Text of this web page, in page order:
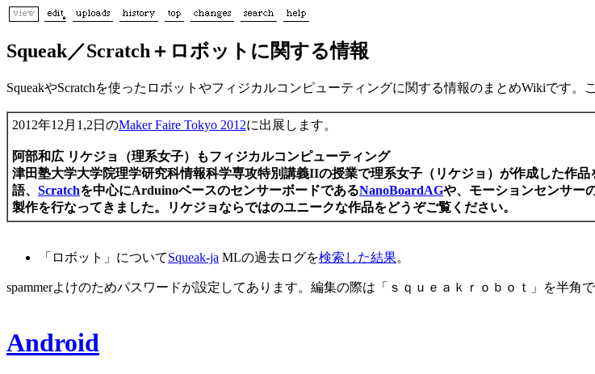
Squeak／Scratch＋ロボットに関する情報
SqueakやScratchを使ったロボットやフィジカルコンピューティングに関する情報のまとめWikiです。
2012年12月1,2日のMaker Faire Tokyo 2012に出展します。
阿部和広 リケジョ（理系女子）もフィジカルコンピューティング
津田塾大学大学院理学研究科情報科学専攻特別講義IIの授業で理系女子（リケジョ）が作成した作
語、 Scratchを中心にArduinoベースのセンサーボードであるNanoBoardAGや、モーションセンサー
製作を行なってきました。リケジョならではのユニークな作品をどうぞご覧ください。
「ロボット」についてSqueak-ja MLの過去ログを検索した結果。
spammerよけのためパスワードが設定してあります。編集の際は「ｓｑｕｅａｋｒｏｂｏｔ」を半角
Android